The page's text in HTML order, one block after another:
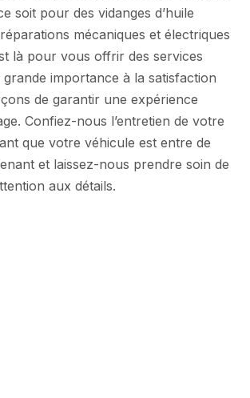
soit pour des vidanges d’huile
mécaniques et électriques
là pour vous offrir des services
importance à la satisfaction
de garantir une expérience
Confiez-nous l’entretien de votre
que votre véhicule est entre de
et laissez-nous prendre soin de
aux détails.